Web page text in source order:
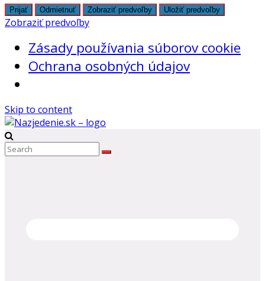
Prijať Odmietnuť Zobraziť predvoľby Uložiť predvoľby
Zobraziť predvoľby
Zásady používania súborov cookie
Ochrana osobných údajov
Skip to content